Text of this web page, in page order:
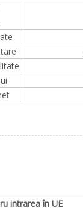
intrarea în UE